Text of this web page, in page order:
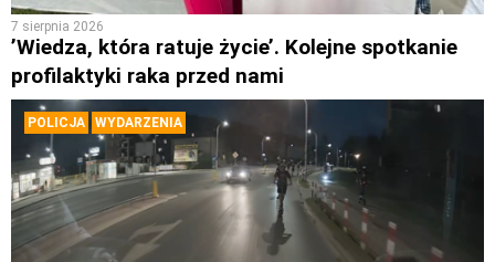
7 sierpnia 2026
’Wiedza, która ratuje życie’. Kolejne spotkanie
profilaktyki raka przed nami
POLICJA WYDARZENIA